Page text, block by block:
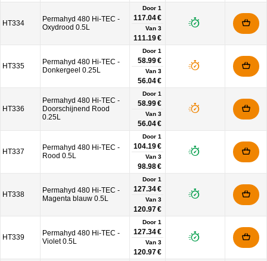
HT334
Permahyd 480 Hi-TEC -
Oxydrood 0.5L
Door 1
117.04 €
Van 3
111.19 €
HT335
Permahyd 480 Hi-TEC -
Donkergeel 0.25L
Door 1
58.99 €
Van 3
56.04 €
HT336
Permahyd 480 Hi-TEC -
Doorschijnend Rood
0.25L
Door 1
58.99 €
Van 3
56.04 €
HT337
Permahyd 480 Hi-TEC -
Rood 0.5L
Door 1
104.19 €
Van 3
98.98 €
HT338
Permahyd 480 Hi-TEC -
Magenta blauw 0.5L
Door 1
127.34 €
Van 3
120.97 €
HT339
Permahyd 480 Hi-TEC -
Violet 0.5L
Door 1
127.34 €
Van 3
120.97 €